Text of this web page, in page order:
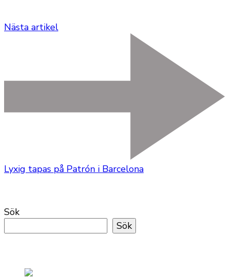
Nästa artikel
Lyxig tapas på Patrón i Barcelona
Sök
Sök